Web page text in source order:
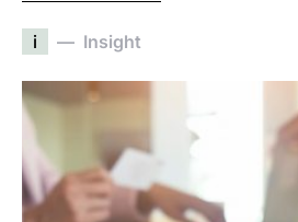
i Insight